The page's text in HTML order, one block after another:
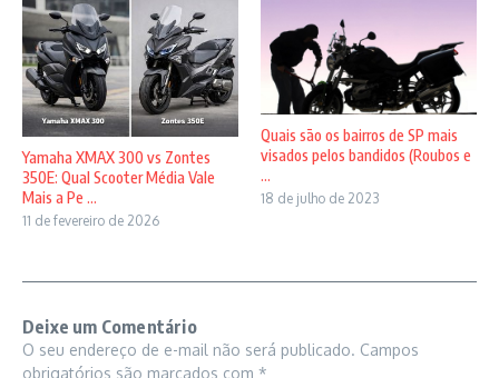
Yamaha XMAX 300 vs Zontes
350E: Qual Scooter Média Vale
Mais a Pe ...
11 de fevereiro de 2026
Quais são os bairros de SP mais
visados pelos bandidos (Roubos e
...
18 de julho de 2023
Deixe um Comentário
O seu endereço de e-mail não será publicado. Campos
obrigatórios são marcados com *